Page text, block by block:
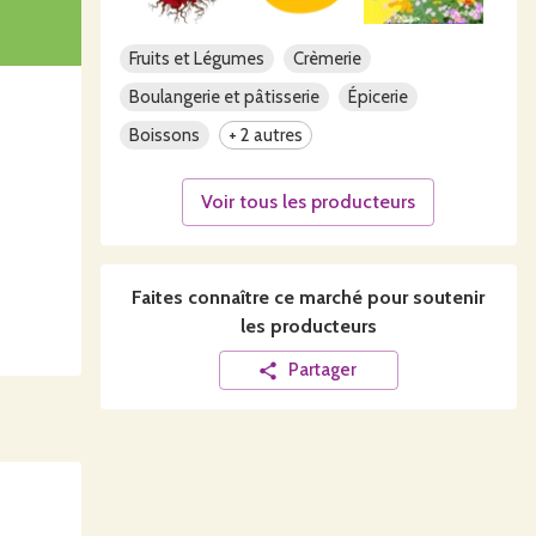
à La
Fruits et Légumes
Crèmerie
Boulangerie et pâtisserie
Épicerie
Boissons
+ 2 autres
Voir tous les producteurs
Faites connaître ce marché pour soutenir
les producteurs
Partager